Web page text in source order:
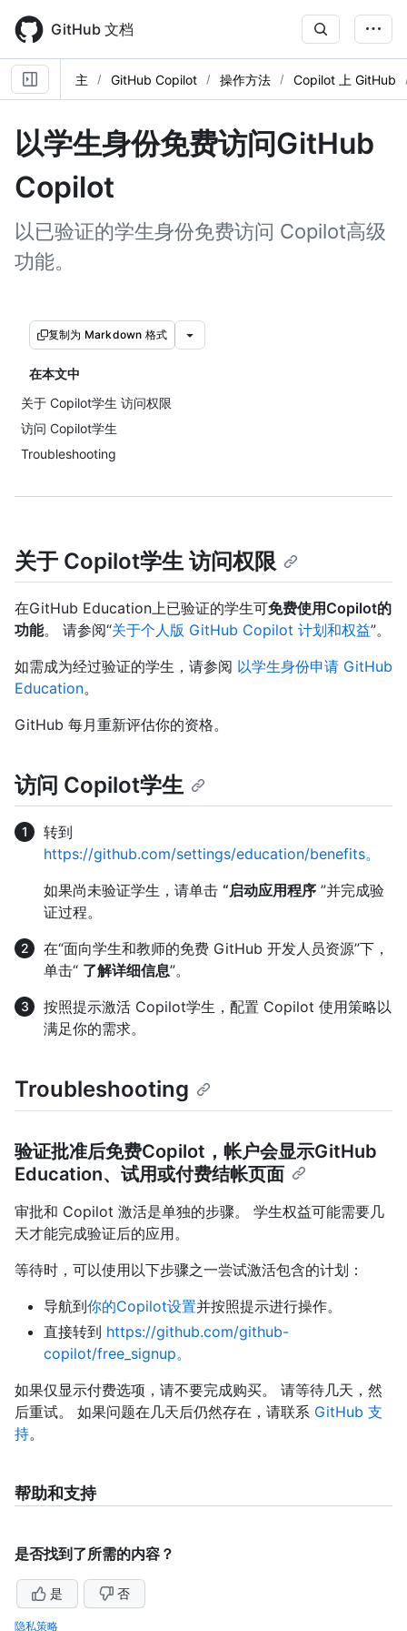
main
content
GitHub 文档
主 GitHub Copilot 操作方法 Copilot 上 GitHub
以学生身份免费访问GitHub
Copilot
以已验证的学生身份免费访问 Copilot高级
功能。
复制为 Markdown 格式
在本文中
关于 Copilot学生 访问权限
访问 Copilot学生
Troubleshooting
关于 Copilot学生 访问权限
在GitHub Education上已验证的学生可免费使用Copilot的
功能。 请参阅“关于个人版 GitHub Copilot 计划和权益”。
如需成为经过验证的学生，请参阅 以学生身份申请 GitHub
Education。
GitHub 每月重新评估你的资格。
访问 Copilot学生
转到
https://github.com/settings/education/benefits。
如果尚未验证学生，请单击 “启动应用程序 ”并完成验
证过程。
在“面向学生和教师的免费 GitHub 开发人员资源”下，
单击“ 了解详细信息”。
按照提示激活 Copilot学生，配置 Copilot 使用策略以
满足你的需求。
Troubleshooting
验证批准后免费Copilot，帐户会显示GitHub
Education、试用或付费结帐页面
审批和 Copilot 激活是单独的步骤。 学生权益可能需要几
天才能完成验证后的应用。
等待时，可以使用以下步骤之一尝试激活包含的计划：
导航到你的Copilot设置并按照提示进行操作。
直接转到 https://github.com/github-
copilot/free_signup。
如果仅显示付费选项，请不要完成购买。 请等待几天，然
后重试。 如果问题在几天后仍然存在，请联系 GitHub 支
持。
帮助和支持
是否找到了所需的内容？
是 否
隐私策略